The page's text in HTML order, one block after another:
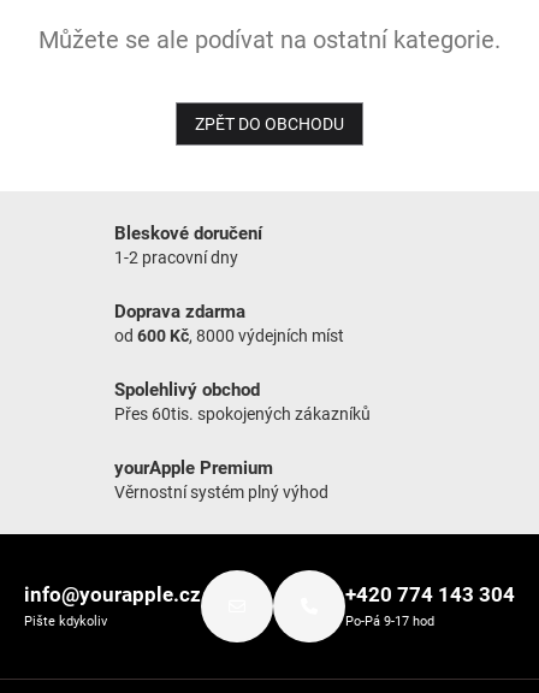
NOVINKY
Můžete se ale podívat na ostatní kategorie.
ZPĚT DO OBCHODU
Bleskové doručení
1-2 pracovní dny
Doprava zdarma
od 600 Kč, 8000 výdejních míst
Spolehlivý obchod
Přes 60tis. spokojených zákazníků
yourApple Premium
Věrnostní systém plný výhod
info@yourapple.cz
Pište kdykoliv
+420 774 143 304
Po-Pá 9-17 hod